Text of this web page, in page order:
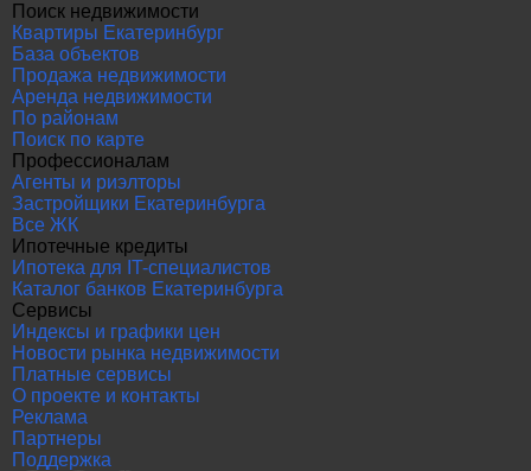
Поиск недвижимости
Квартиры Екатеринбург
База объектов
Продажа недвижимости
Аренда недвижимости
По районам
Поиск по карте
Профессионалам
Агенты и риэлторы
Застройщики Екатеринбурга
Все ЖК
Ипотечные кредиты
Ипотека для IT-специалистов
Каталог банков Екатеринбурга
Сервисы
Индексы и графики цен
Новости рынка недвижимости
Платные сервисы
О проекте и контакты
Реклама
Партнеры
Поддержка